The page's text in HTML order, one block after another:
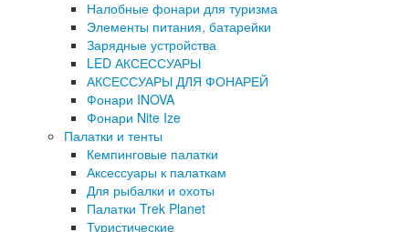
Налобные фонари для туризма
Элементы питания, батарейки
Зарядные устройства
LED АКСЕССУАРЫ
АКСЕССУАРЫ ДЛЯ ФОНАРЕЙ
Фонари INOVA
Фонари Nite Ize
Палатки и тенты
Кемпинговые палатки
Аксессуары к палаткам
Для рыбалки и охоты
Палатки Trek Planet
Туристические